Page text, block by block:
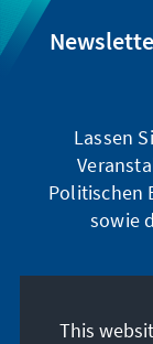
Lassen
Politischen
sowie
This